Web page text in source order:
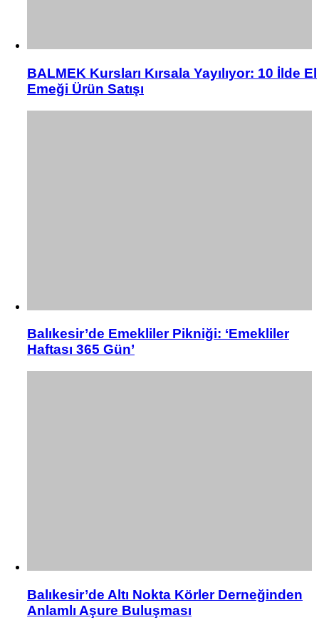
BALMEK Kursları Kırsala Yayılıyor: 10 İlde El
Emeği Ürün Satışı
Balıkesir’de Emekliler Pikniği: ‘Emekliler
Haftası 365 Gün’
Balıkesir’de Altı Nokta Körler Derneğinden
Anlamlı Aşure Buluşması